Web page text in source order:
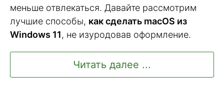
меньше отвлекаться. Давайте рассмотрим
лучшие способы, как сделать macOS из
Windows 11, не изуродовав оформление.
Читать далее ...